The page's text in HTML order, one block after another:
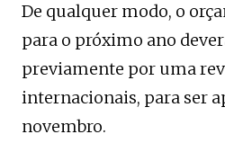
De qualquer modo, o
para o próximo ano
previamente por uma
internacionais, para ser
novembro.